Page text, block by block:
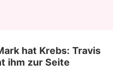
hat Krebs: Travis
ihm zur Seite